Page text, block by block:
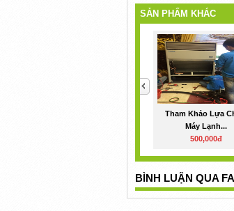
SẢN PHẨM KHÁC
Tham Khảo Lựa
Máy Lạnh...
500,000đ
BÌNH LUẬN QUA